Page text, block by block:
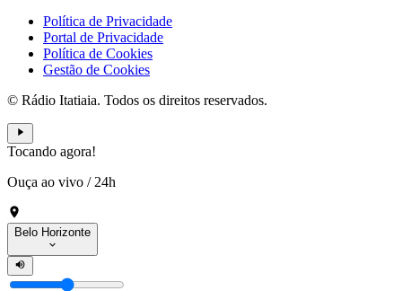
Política de Privacidade
Portal de Privacidade
Política de Cookies
Gestão de Cookies
© Rádio Itatiaia. Todos os direitos reservados.
Tocando agora!
Ouça ao vivo / 24h
Belo Horizonte